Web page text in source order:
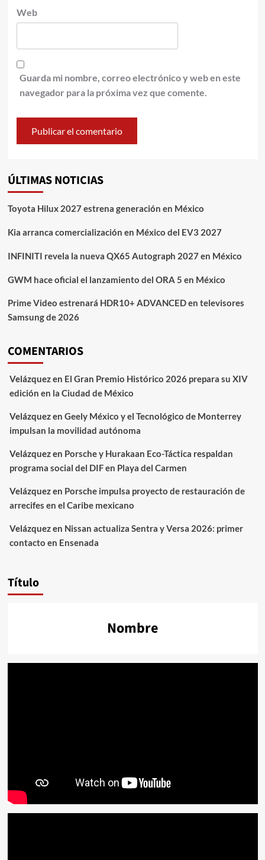
Web
Guarda mi nombre, correo electrónico y web en este
navegador para la próxima vez que comente.
ÚLTIMAS NOTICIAS
Toyota Hilux 2027 estrena generación en México
Kia arranca comercialización en México del EV3 2027
INFINITI revela la nueva QX65 Autograph 2027 en México
GWM hace oficial el lanzamiento del ORA 5 en México
Prime Video estrenará HDR10+ ADVANCED en televisores
Samsung de 2026
COMENTARIOS
Velázquezen El Gran Premio Histórico 2026 prepara su XIV
edición en la Ciudad de México
Velázquezen Geely México y el Tecnológico de Monterrey
impulsan la movilidad autónoma
Velázquezen Porsche y Hurakaan Eco-Táctica respaldan
programa social del DIF en Playa del Carmen
Velázquezen Porsche impulsa proyecto de restauración de
arrecifes en el Caribe mexicano
Velázquezen Nissan actualiza Sentra y Versa 2026: primer
contacto en Ensenada
Título
Nombre